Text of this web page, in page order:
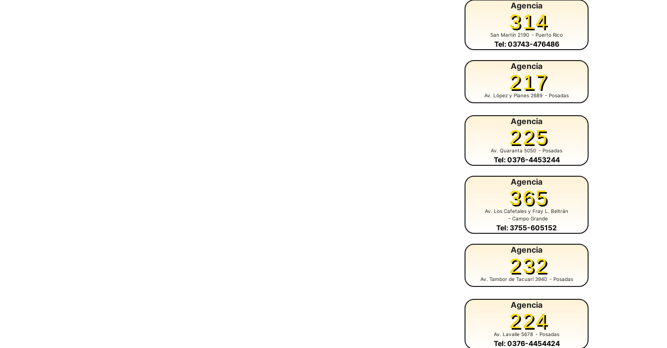
Agencia
314
San Martín 2190 - Puerto Rico
Tel: 03743-476486
Agencia
217
Av. López y Planes 2689 - Posadas
Agencia
225
Av. Quaranta 5050 - Posadas
Tel: 0376-4453244
Agencia
365
Av. Los Cafetales y Fray L. Beltrán
- Campo Grande
Tel: 3755-605152
Agencia
232
Av. Tambor de Tacuarí 3940 - Posadas
Agencia
224
Av. Lavalle 5678 - Posadas
Tel: 0376-4454424